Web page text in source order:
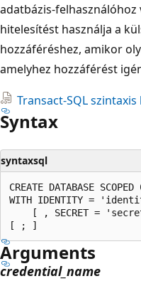
adatbázis-felhasználóhoz
hitelesítést használja a
hozzáféréshez, amikor
amelyhez hozzáférést
Transact-SQL
Syntax
syntaxsql
CREATE DATABASE
WITH IDENTITY =
[ , SECRET =
Arguments
credential_name